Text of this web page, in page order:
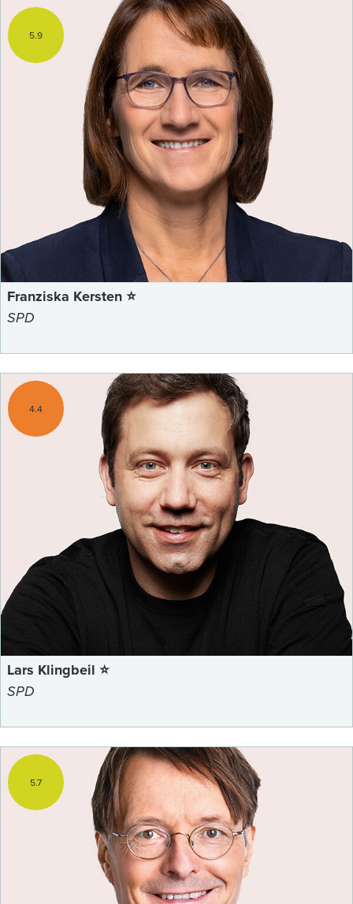
5.9
Franziska Kersten ⭐
SPD
4.4
Lars Klingbeil ⭐
SPD
5.7